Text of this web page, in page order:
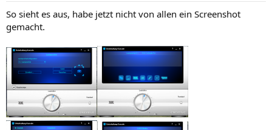
So sieht es aus, habe jetzt nicht von allen ein Screenshot
gemacht.